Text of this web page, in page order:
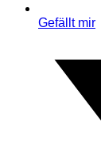
Gefällt mir